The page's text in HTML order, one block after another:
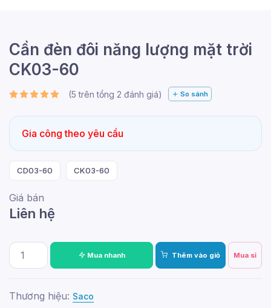
Cần đèn đôi năng lượng mặt trời
CK03-60
(5 trên tổng 2 đánh giá) So sánh
Gia công theo yêu cầu
CD03-60 CK03-60
Giá bán
Liên hệ
Mua nhanh Thêm vào giỏ Mua sỉ
Thương hiệu: Saco